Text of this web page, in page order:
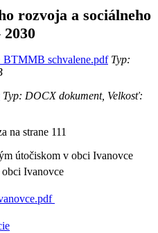
rozvoja a sociálneho
BTMMB schvalene.pdfTyp:
Typ: DOCX dokument, Velkosť:
na strane 111
útočiskom v obci Ivanovce